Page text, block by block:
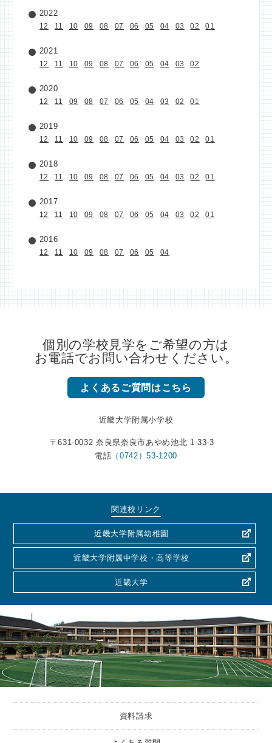
2022
12 11 10 09 08 07 06 05 04 03 02 01
2021
12 11 10 09 08 07 06 05 04 03 02
2020
12 11 09 08 07 06 05 04 03 02 01
2019
12 11 10 09 08 07 06 05 04 03 02 01
2018
12 11 10 09 08 07 06 05 04 03 02 01
2017
12 11 10 09 08 07 06 05 04 03 02 01
2016
12 11 10 09 08 07 06 05 04
個別の学校見学をご希望の方は
お電話でお問い合わせください。
よくあるご質問はこちら
近畿大学附属小学校
〒631-0032 奈良県奈良市あやめ池北 1-33-3
電話 （0742）53-1200
関連校リンク
近畿大学附属幼稚園
近畿大学附属中学校・高等学校
近畿大学
資料請求